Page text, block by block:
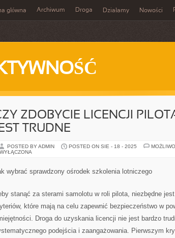
główna Archiwum Droga Działamy Nowości
ZDOBYCIE LICENCJI
TRUDNE
POSTED BY ADMIN POSTED ON SIE - 18 - 2025
WYŁĄCZONA
wybrać sprawdzony ośrodek szkolenia lotniczego
stanąć za sterami samolotu w roli pilota, niezbędne
które mają na celu zapewnić bezpieczeństwo w
Droga do uzyskania licencji nie jest bardzo
podejścia i zaangażowania. Pierwszym